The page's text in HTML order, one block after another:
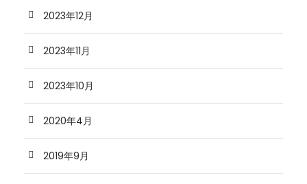
2023年12月
2023年11月
2023年10月
2020年4月
2019年9月